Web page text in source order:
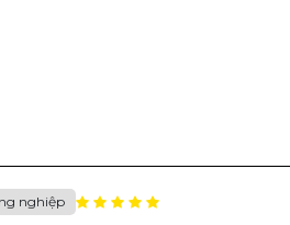
nghiệp